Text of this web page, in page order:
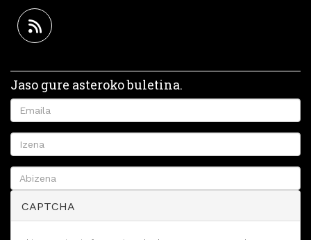
Jaso gure asteroko buletina.
CAPTCHA